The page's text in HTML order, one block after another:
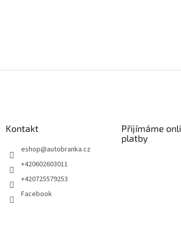
Kontakt
eshop@autobranka.cz
+420602603011
+420725579253
Facebook
Přijímáme
platby